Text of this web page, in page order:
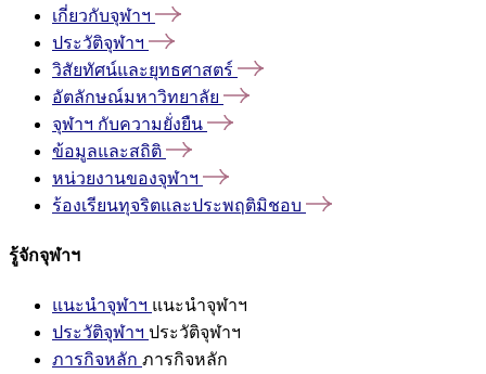
เกี่ยวกับจุฬาฯ
ประวัติจุฬาฯ
วิสัยทัศน์และยุทธศาสตร์
อัตลักษณ์มหาวิทยาลัย
จุฬาฯ กับความยั่งยืน
ข้อมูลและสถิติ
หน่วยงานของจุฬาฯ
ร้องเรียนทุจริตและประพฤติมิชอบ
รู้จักจุฬาฯ
แนะนำจุฬาฯ แนะนำจุฬาฯ
ประวัติจุฬาฯ ประวัติจุฬาฯ
ภารกิจหลัก ภารกิจหลัก